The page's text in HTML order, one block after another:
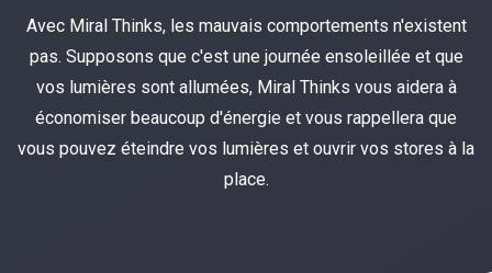
Avec Miral Thinks, les mauvais comportements n'existent
pas. Supposons que c'est une journée ensoleillée et que
vos lumières sont allumées, Miral Thinks vous aidera à
économiser beaucoup d'énergie et vous rappellera que
vous pouvez éteindre vos lumières et ouvrir vos stores à la
place.